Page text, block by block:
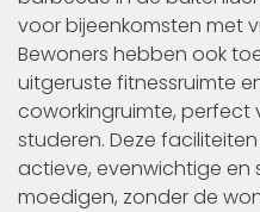
voor bijeenkomsten met
Bewoners hebben ook
uitgeruste fitnessruimte
coworkingruimte, perfect
studeren. Deze
actieve, evenwichtige en
moedigen, zonder de